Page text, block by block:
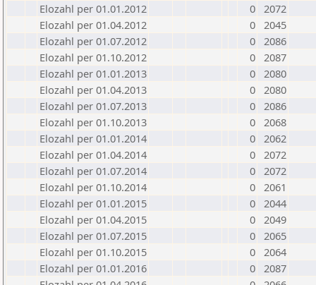
Elozahl per 01.01.2012
0 2072
Elozahl per 01.04.2012
0 2045
Elozahl per 01.07.2012
0 2086
Elozahl per 01.10.2012
0 2087
Elozahl per 01.01.2013
0 2080
Elozahl per 01.04.2013
0 2080
Elozahl per 01.07.2013
0 2086
Elozahl per 01.10.2013
0 2068
Elozahl per 01.01.2014
0 2062
Elozahl per 01.04.2014
0 2072
Elozahl per 01.07.2014
0 2072
Elozahl per 01.10.2014
0 2061
Elozahl per 01.01.2015
0 2044
Elozahl per 01.04.2015
0 2049
Elozahl per 01.07.2015
0 2065
Elozahl per 01.10.2015
0 2064
Elozahl per 01.01.2016
0 2087